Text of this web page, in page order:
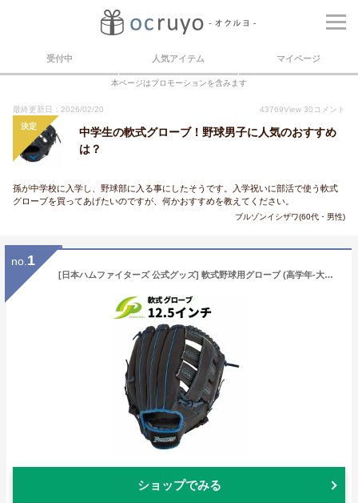
受付中 人気アイテム マイページ
本ページはプロモーションを含みます
最終更新日：2026/02/20 43769View 30 コメント
決定
中学生の軟式グローブ！野球男子に人気のおすすめ
は？
孫が中学校に入学し、野球部に入る事にしたそうです。入学祝いに部活で使う軟式
グローブを買ってあげたいのですが、何かおすすめを教えてください。
ブルゾンイシザワ(60代・男性)
no. 1
[日本ハムファイターズ 公式グッズ] 軟式野球用グローブ (高学年-大人用 / 12.5インチ) オールラウンド
ショップでみる